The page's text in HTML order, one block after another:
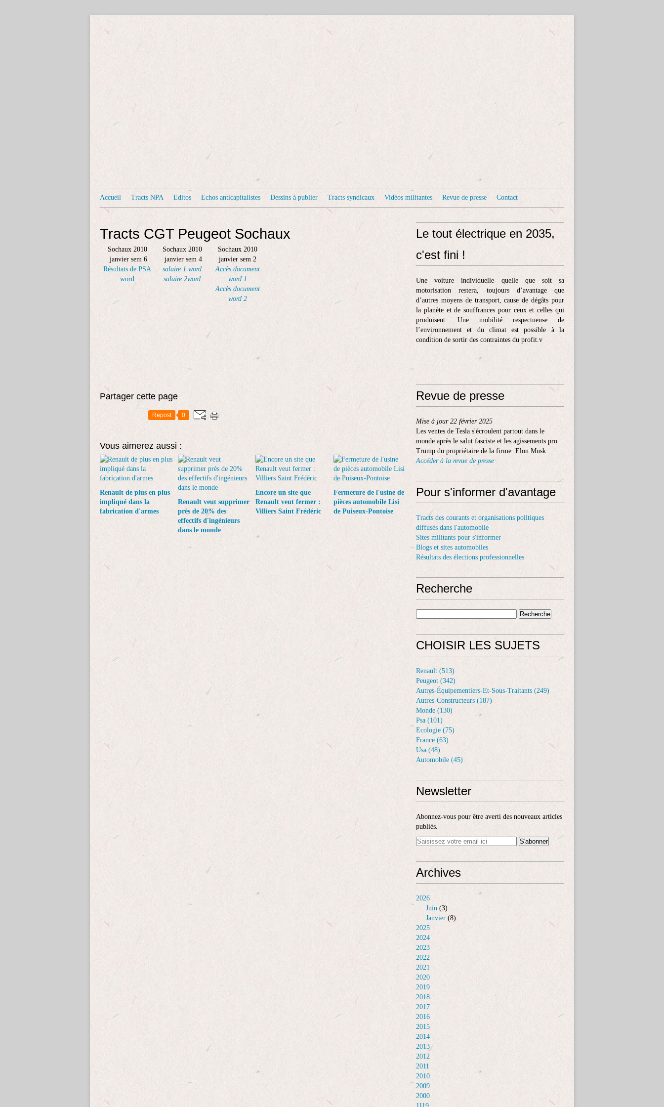
Accueil Tracts NPA Editos Echos anticapitalistes Dessins à publier Tracts syndicaux Vidéos militantes Revue de presse Contact
Tracts CGT Peugeot Sochaux
Sochaux 2010
janvier sem 6
Résultats de PSA
word
Sochaux 2010
janvier sem 4
salaire 1 word
salaire 2word
Sochaux 2010
janvier sem 2
Accès document
word 1
Accès document
word 2
Partager cette page
Repost 0
Vous aimerez aussi :
Renault de plus en plus
impliqué dans la
fabrication d'armes
Renault veut supprimer
près de 20% des
effectifs d'ingénieurs
dans le monde
Encore un site que
Renault veut fermer :
Villiers Saint Frédéric
Fermeture de l'usine de
pièces automobile Lisi
de Puiseux-Pontoise
Le tout électrique en 2035,
c'est fini !
Une voiture individuelle quelle que soit sa
motorisation restera, toujours d’avantage que
d’autres moyens de transport, cause de dégâts pour
la planète et de souffrances pour ceux et celles qui
produisent. Une mobilité respectueuse de
l’environnement et du climat est possible à la
condition de sortir des contraintes du profit.v
Revue de presse
Mise à jour 22 février 2025
Les ventes de Tesla s'écroulent partout dans le
monde après le salut fasciste et les agissements pro
Trump du propriétaire de la firme Elon Musk
Accéder à la revue de presse
Pour s'informer d'avantage
Tracts des courants et organisations politiques
diffusés dans l'automobile
Sites militants pour s'informer
Blogs et sites automobiles
Résultats des élections professionnelles
Recherche
CHOISIR LES SUJETS
Renault (513)
Peugeot (342)
Autres-Équipementiers-Et-Sous-Traitants (249)
Autres-Constructeurs (187)
Monde (130)
Psa (101)
Ecologie (75)
France (63)
Usa (48)
Automobile (45)
Newsletter
Abonnez-vous pour être averti des nouveaux articles
publiés.
Archives
2026
Juin (3)
Janvier (8)
2025
2024
2023
2022
2021
2020
2019
2018
2017
2016
2015
2014
2013
2012
2011
2010
2009
2000